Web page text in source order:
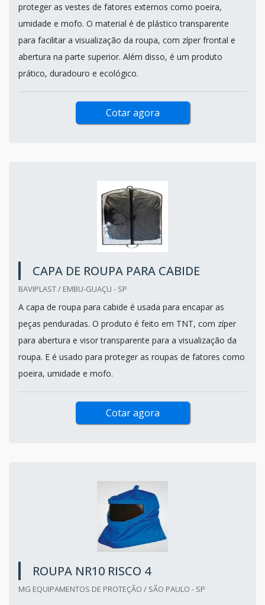
proteger as vestes de fatores externos como poeira,
umidade e mofo. O material é de plástico transparente
para facilitar a visualização da roupa, com zíper frontal e
abertura na parte superior. Além disso, é um produto
prático, duradouro e ecológico.
Cotar agora
CAPA DE ROUPA PARA CABIDE
BAVIPLAST / EMBU-GUAÇU - SP
A capa de roupa para cabide é usada para encapar as
peças penduradas. O produto é feito em TNT, com zíper
para abertura e visor transparente para a visualização da
roupa. E é usado para proteger as roupas de fatores como
poeira, umidade e mofo.
Cotar agora
ROUPA NR10 RISCO 4
MG EQUIPAMENTOS DE PROTEÇÃO / SÃO PAULO - SP